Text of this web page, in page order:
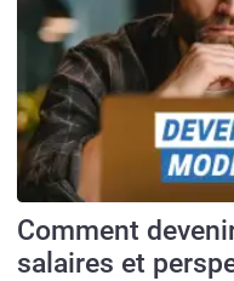
Comment
salaires et